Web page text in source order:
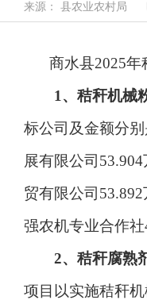
来源： 县农业农村局
商水县2025
1、 秸秆机械
标公司及金额分
展有限公司
贸有限公司
强农机专业合作
2、 秸秆腐熟
项目以实施秸秆